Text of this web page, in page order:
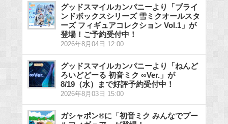
グッドスマイルカンパニーより「ブライ
ンドボックスシリーズ 雪ミクオールスタ
ーズ フィギュアコレクション Vol.1」が
登場！ご予約受付中！
2026年8月04日 12:00
グッドスマイルカンパニーより「ねんど
ろいどどーる 初音ミク ∞Ver.」が
8/19（水）まで好評予約受付中！
2026年8月03日 15:00
ガシャポン®に「初音ミク みんなでプー